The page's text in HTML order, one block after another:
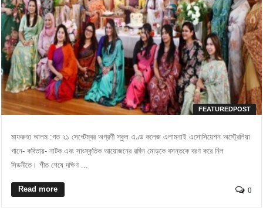
FEATUREDPOST
মাফরুহা আলম :গত ২১ সেপ্টেম্বর অগ্রণী স্কুল এণ্ড কলেজ এলামনাই এসোসিয়েশন অস্ট্রেলিয়া
গানে- কবিতায়- নাটক এবং সাংস্কৃতিক আয়োজনের রঙ্গিন মোড়কে বসন্তকে বরণ করে নিল
সিডনীতে। শীত শেষে দক্ষিণ ...
Read more 0